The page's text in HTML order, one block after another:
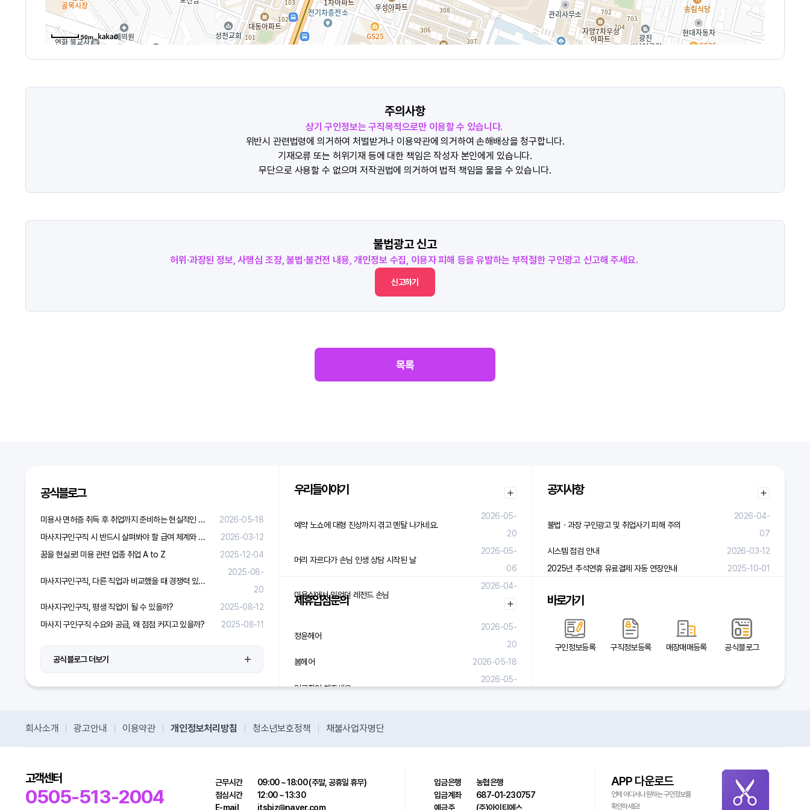
50m
주의사항
상기 구인정보는 구직목적으로만 이용할 수 있습니다.
위반시 관련법령에 의거하여 처벌받거나 이용약관에 의거하여 손해배상을 청구합니다.
기재오류 또는 허위기재 등에 대한 책임은 작성자 본인에게 있습니다.
무단으로 사용할 수 없으며 저작권법에 의거하여 법적 책임을 물을 수 있습니다.
불법광고 신고
허위·과장된 정보, 사행심 조장, 불법·불건전 내용, 개인정보 수집, 이용자 피해 등을 유발하는 부적절한 구인광고 신고해 주세요.
신고하기
목록
공식블로그
미용사 면허증 취득 후 취업까지 준비하는 현실적인 방법
2026-05-18
마사지구인구직 시 반드시 살펴봐야 할 급여 체계와 합리적 보상 가이드
2026-03-12
꿈을 현실로! 미용 관련 업종 취업 A to Z
2025-12-04
마사지구인구직, 다른 직업과 비교했을 때 경쟁력 있을까?
2025-08-
20
마사지구인구직, 평생 직업이 될 수 있을까?
2025-08-12
마사지 구인구직 수요와 공급, 왜 점점 커지고 있을까?
2025-08-11
공식블로그 더보기
우리들이야기
예약 노쇼에 대형 진상까지 겪고 멘탈 나가네요.
2026-05-
20
머리 자르다가 손님 인생 상담 시작된 날
2026-05-
06
미용실에서 있었던 레전드 손님
2026-04-
29
제휴입점문의
정윤헤어
2026-05-
20
봄헤어
2026-05-18
입금확인 해주세요.
2026-05-
공지사항
불법ㆍ과장 구인광고 및 취업사기 피해 주의
2026-04-
07
시스템 점검 안내
2026-03-12
2025년 추석연휴 유료결제 자동 연장안내
2025-10-01
바로가기
구인정보등록 구직정보등록 매장매매등록 공식블로그
회사소개 광고안내 이용약관 개인정보처리방침 청소년보호정책 채불사업자명단
고객센터
0505-513-2004
근무시간
09:00 ~ 18:00 (주말, 공휴일 휴무)
점심시간
12:00 ~ 13:30
E-mail
itsbiz@naver.com
입금은행
농협은행
입금계좌
687-01-230757
예금주
(주)아이티에스
APP 다운로드
언제 어디서나 원하는 구인정보를
확인하세요!